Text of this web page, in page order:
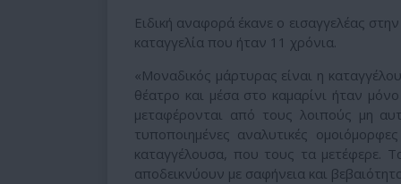
Ειδική αναφορά έκανε ο εισαγγελέας
καταγγελία που ήταν 11 χρόνια.
«Μοναδικός μάρτυρας είναι η
θέατρο και μέσα στο καμαρίνι ήταν
μεταφέρονται από τους λοιπούς μη
τυποποιημένες αναλυτικές
καταγγέλουσα, που τους τα μετέφερε.
αποδεικνύουν με σαφήνεια και